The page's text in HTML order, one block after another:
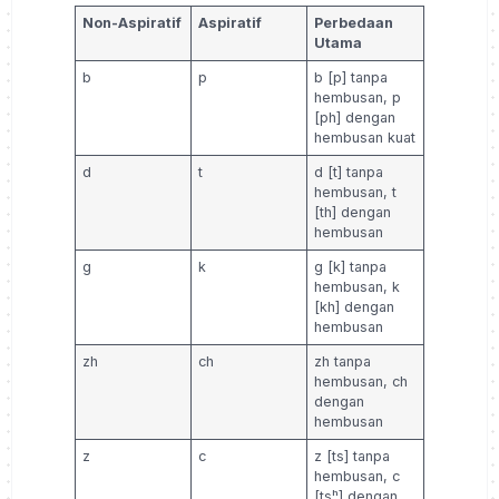
Non-Aspiratif Aspiratif
Perbedaan
Utama
b p
b [p] tanpa
hembusan, p
[ph] dengan
hembusan kuat
d t
d [t] tanpa
hembusan, t
[th] dengan
hembusan
g k
g [k] tanpa
hembusan, k
[kh] dengan
hembusan
zh ch
zh tanpa
hembusan, ch
dengan
hembusan
z c
z [ts] tanpa
hembusan, c